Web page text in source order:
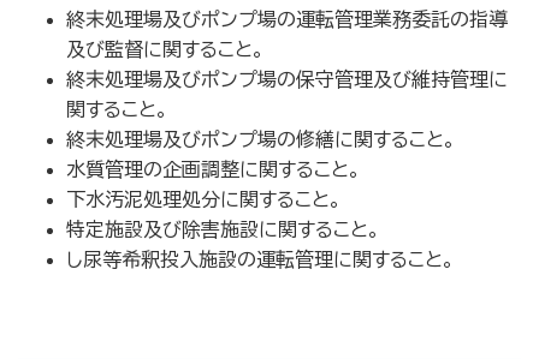
終末処理場及びポンプ場の運転管理業務委託の指導
及び監督に関すること。
終末処理場及びポンプ場の保守管理及び維持管理に
関すること。
終末処理場及びポンプ場の修繕に関すること。
水質管理の企画調整に関すること。
下水汚泥処理処分に関すること。
特定施設及び除害施設に関すること。
し尿等希釈投入施設の運転管理に関すること。